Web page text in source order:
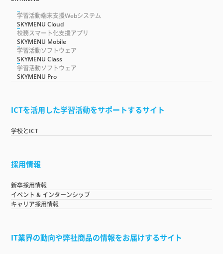
学習活動端末支援Webシステム
SKYMENU Cloud
校務スマート化支援アプリ
SKYMENU Mobile
学習活動ソフトウェア
SKYMENU Class
学習活動ソフトウェア
SKYMENU Pro
ICTを活用した学習活動をサポートするサイト
学校とICT
採用情報
新卒採用情報
イベント & インターンシップ
キャリア採用情報
IT業界の動向や弊社商品の情報をお届けするサイト